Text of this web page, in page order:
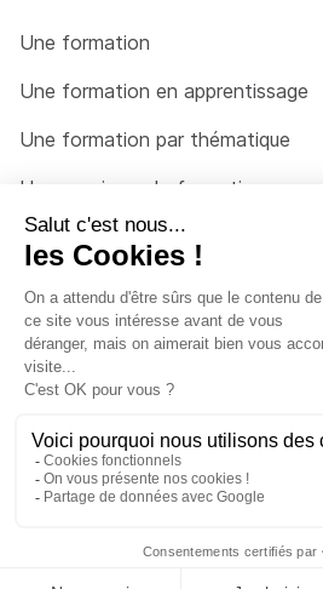
Une formation
Une formation en apprentissage
Une formation par thématique
Un organisme de formation
Un conseiller
Une solution pour raccrocher
© 2026 - Côté Formations - par Via
Menu Pied de page
Mentions Légales
Politique de confidentialité